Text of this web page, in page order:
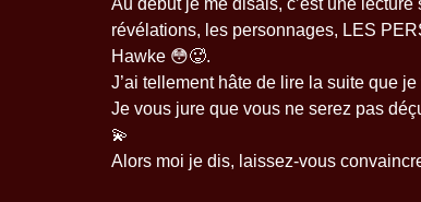
Au début je me disais, c’est une
révélations, les personnages, LES
Hawke 😳🥵.
J’ai tellement hâte de lire la suite que
Je vous jure que vous ne serez pas
💫
Alors moi je dis, laissez-vous